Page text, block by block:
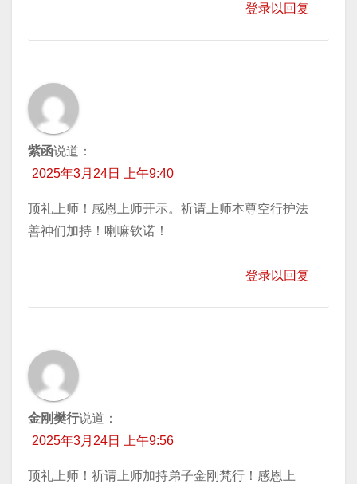
登录以回复
紫函说道：
2025年3月24日 上午9:40
顶礼上师！感恩上师开示。祈请上师本尊空行护法
善神们加持！喇嘛钦诺！
登录以回复
金刚樊行说道：
2025年3月24日 上午9:56
顶礼上师！祈请上师加持弟子金刚梵行！感恩上